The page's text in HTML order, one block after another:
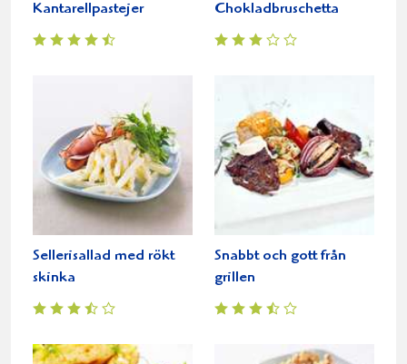
Kantarellpastejer Chokladbruschetta
Sellerisallad med rökt
skinka
Snabbt och gott från
grillen